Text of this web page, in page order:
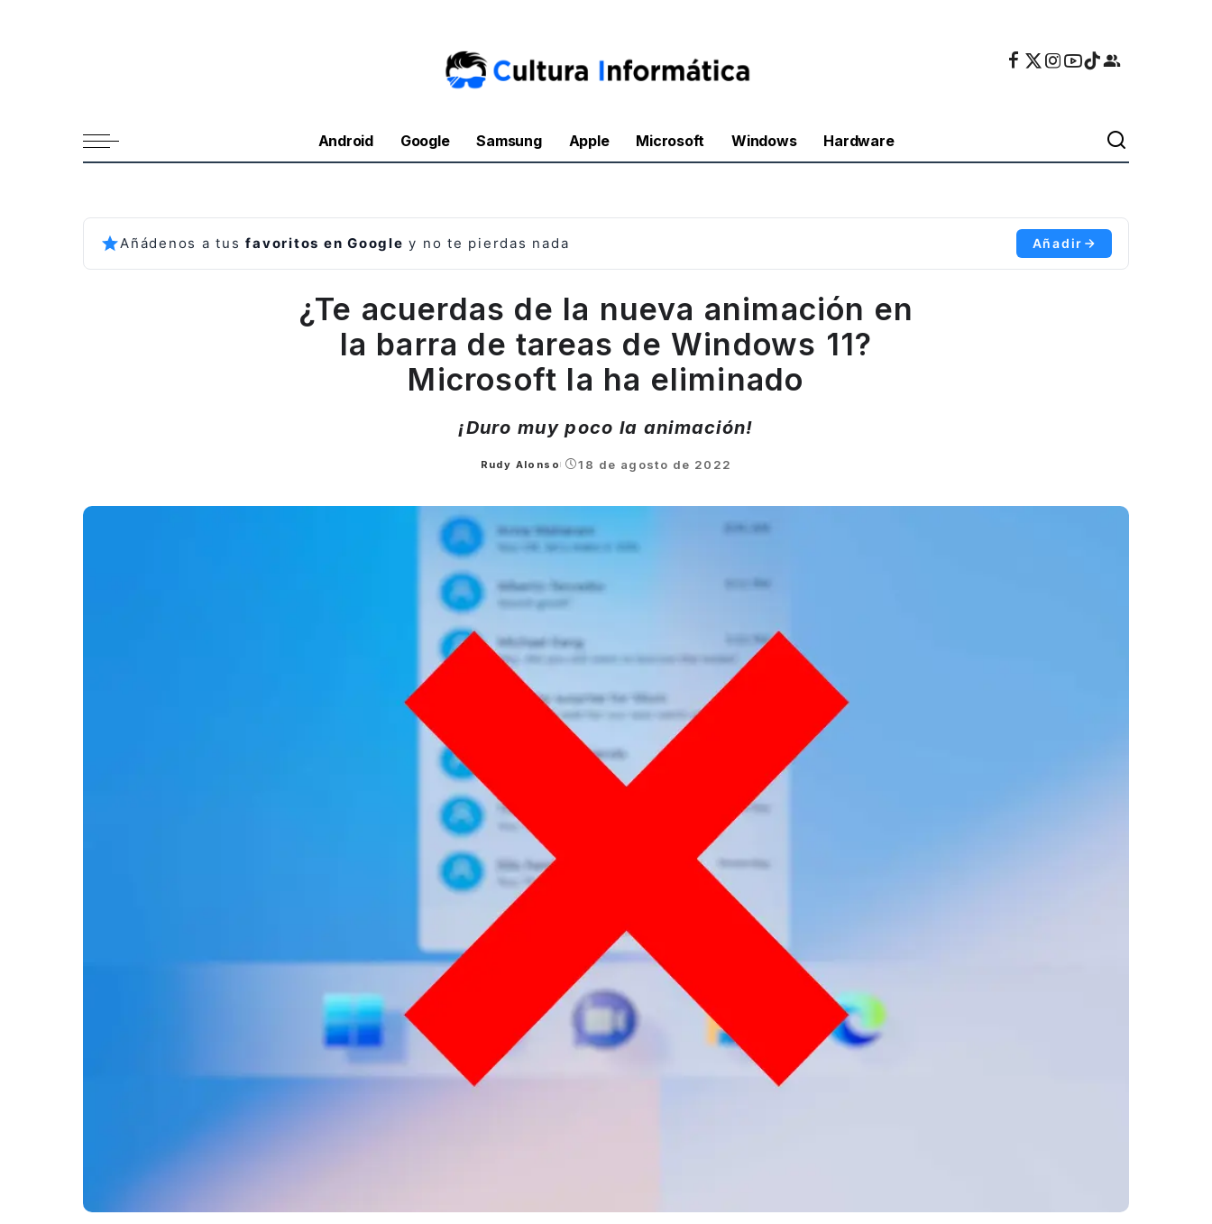
Android Google Samsung Apple Microsoft Windows Hardware
Añádenos a tusfavoritos en Google y no te pierdas nada Añadir
¿Te acuerdas de la nueva animación en
la barra de tareas de Windows 11?
Microsoft la ha eliminado
¡Duro muy poco la animación!
Posted
Rudy Alonso 18 de agosto de 2022